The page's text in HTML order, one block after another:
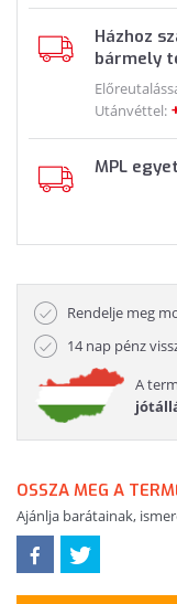
Házhoz
bármely
Utánvéttel:
MPL
Rendelje meg
14 nap pénz
A
OSSZA MEG A
Ajánlja barátainak,